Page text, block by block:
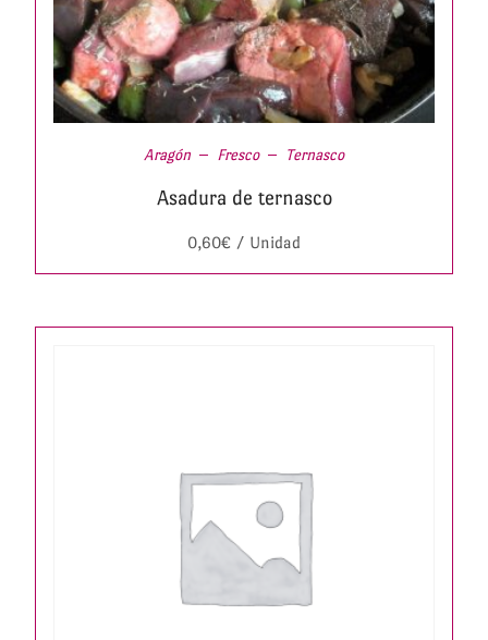
Aragón Fresco Ternasco
Asadura de ternasco
0,60€ / Unidad